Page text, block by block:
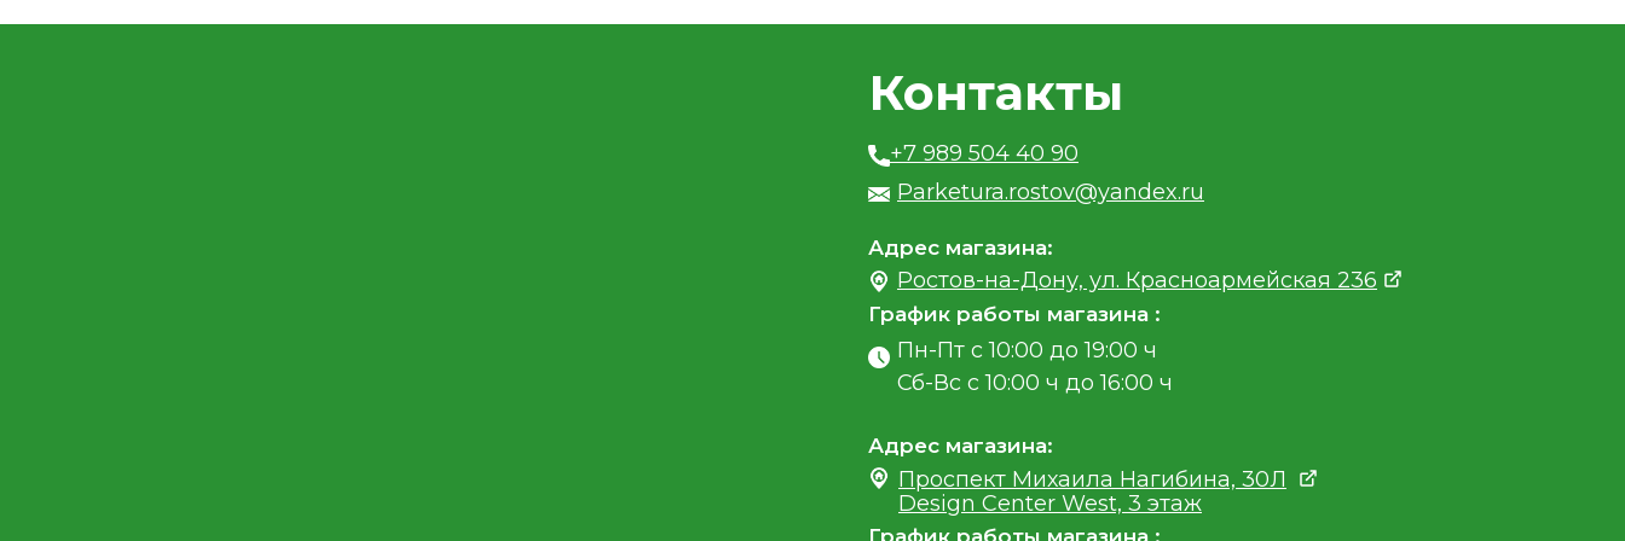
Контакты
График работы магазина :
+7 989 504 40 90
Parketura.rostov@yandex.ru
Ростов-на-Дону, ул. Красноармейская 236
Пн-Пт с 10:00 до 19:00 ч
Сб-Вс с 10:00 ч до 16:00 ч
Проспект Михаила Нагибина, 30Л
Design Center West, 3 этаж
График работы магазина :
Адрес магазина:
Адрес магазина: